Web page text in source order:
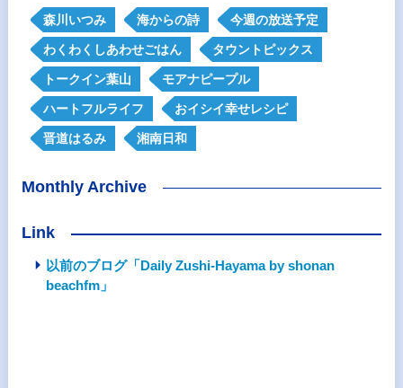
森川いつみ 海からの詩 今週の放送予定
わくわくしあわせごはん タウントピックス
トークイン葉山 モアナピープル
ハートフルライフ おイシイ幸せレシピ
晋道はるみ 湘南日和
Monthly Archive
Link
以前のブログ「Daily Zushi-Hayama by shonan
beachfm」